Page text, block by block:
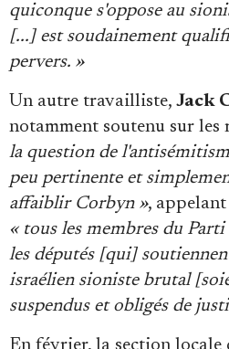
quiconque s'oppose au
[...] est soudainement
pervers. »
Un autre travailliste, Jack
notamment soutenu sur les
la question de
peu pertinente et
affaiblir Corbyn »,
« tous les membres du
les députés [qui]
israélien sioniste brutal
suspendus et obligés de
En février, la section locale